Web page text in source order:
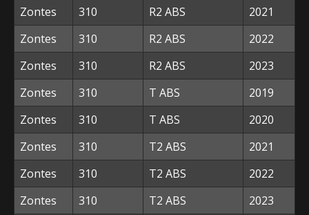
Zontes
310 R2 ABS
2021
Zontes
310 R2 ABS
2022
Zontes
310 R2 ABS
2023
Zontes
310 T ABS
2019
Zontes
310 T ABS
2020
Zontes
310 T2 ABS
2021
Zontes
310 T2 ABS
2022
Zontes
310 T2 ABS 2023